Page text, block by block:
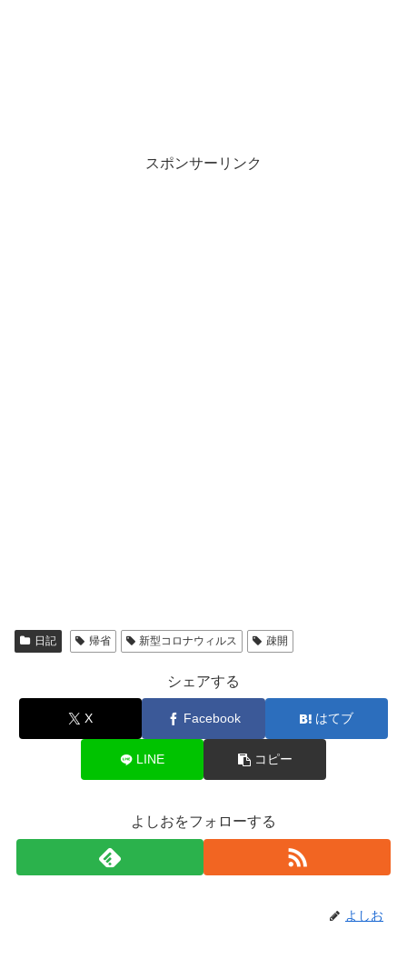
スポンサーリンク
日記 帰省 新型コロナウィルス 疎開
シェアする
X Facebook はてブ
LINE コピー
よしおをフォローする
よしお